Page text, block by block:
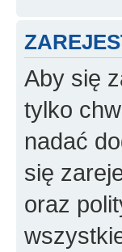
Aby się
tylko
nadać
się
oraz